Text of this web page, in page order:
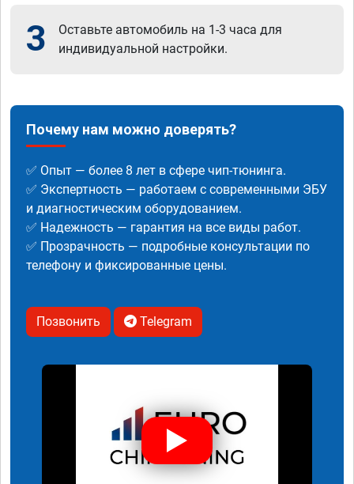
3
Оставьте автомобиль на 1-3 часа для
индивидуальной настройки.
Почему нам можно доверять?
✅ Опыт — более 8 лет в сфере чип-тюнинга.
✅ Экспертность — работаем с современными ЭБУ
и диагностическим оборудованием.
✅ Надежность — гарантия на все виды работ.
✅ Прозрачность — подробные консультации по
телефону и фиксированные цены.
Позвонить Telegram